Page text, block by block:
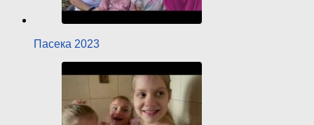
Пасека 2023